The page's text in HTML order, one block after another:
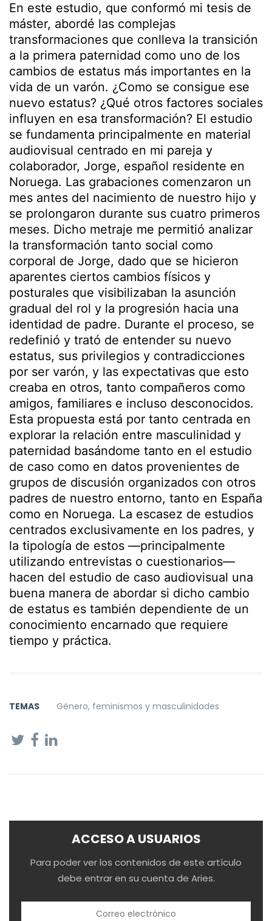
En este estudio, que conformó mi tesis de
máster, abordé las complejas
transformaciones que conlleva la transición
a la primera paternidad como uno de los
cambios de estatus más importantes en la
vida de un varón. ¿Como se consigue ese
nuevo estatus? ¿Qué otros factores sociales
influyen en esa transformación? El estudio
se fundamenta principalmente en material
audiovisual centrado en mi pareja y
colaborador, Jorge, español residente en
Noruega. Las grabaciones comenzaron un
mes antes del nacimiento de nuestro hijo y
se prolongaron durante sus cuatro primeros
meses. Dicho metraje me permitió analizar
la transformación tanto social como
corporal de Jorge, dado que se hicieron
aparentes ciertos cambios físicos y
posturales que visibilizaban la asunción
gradual del rol y la progresión hacia una
identidad de padre. Durante el proceso, se
redefinió y trató de entender su nuevo
estatus, sus privilegios y contradicciones
por ser varón, y las expectativas que esto
creaba en otros, tanto compañeros como
amigos, familiares e incluso desconocidos.
Esta propuesta está por tanto centrada en
explorar la relación entre masculinidad y
paternidad basándome tanto en el estudio
de caso como en datos provenientes de
grupos de discusión organizados con otros
padres de nuestro entorno, tanto en España
como en Noruega. La escasez de estudios
centrados exclusivamente en los padres, y
la tipología de estos —principalmente
utilizando entrevistas o cuestionarios—
hacen del estudio de caso audiovisual una
buena manera de abordar si dicho cambio
de estatus es también dependiente de un
conocimiento encarnado que requiere
tiempo y práctica.
TEMAS Género, feminismos y masculinidades
ACCESO A USUARIOS
Para poder ver los contenidos de este artículo
debe entrar en su cuenta de Aries.